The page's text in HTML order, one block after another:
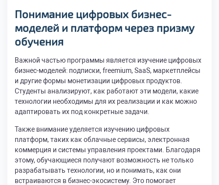
Понимание цифровых бизнес-
моделей и платформ через призму
обучения
Важной частью программы является изучение цифровых
бизнес-моделей: подписки, freemium, SaaS, маркетплейсы
и другие формы монетизации цифровых продуктов.
Студенты анализируют, как работают эти модели, какие
технологии необходимы для их реализации и как можно
адаптировать их под конкретные задачи.
Также внимание уделяется изучению цифровых
платформ, таких как облачные сервисы, электронная
коммерция и системы управления проектами. Благодаря
этому, обучающиеся получают возможность не только
разрабатывать технологии, но и понимать, как они
встраиваются в бизнес-экосистему. Это помогает